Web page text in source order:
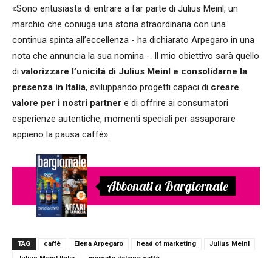
«Sono entusiasta di entrare a far parte di Julius Meinl, un
marchio che coniuga una storia straordinaria con una
continua spinta all’eccellenza - ha dichiarato Arpegaro in una
nota che annuncia la sua nomina -. Il mio obiettivo sarà quello
divalorizzare l’unicità di Julius Meinl e consolidarne la
presenza in Italia, sviluppando progetti capaci di creare
valore per i nostri partner e di offrire ai consumatori
esperienze autentiche, momenti speciali per assaporare
appieno la pausa caffè».
Abbonati a Bargiornale
TAG caffè Elena Arpegaro head of marketing
Julius Meinl